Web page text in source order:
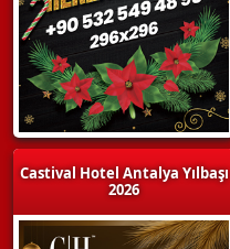
Castival Hotel Antalya Yılbaşı
2026